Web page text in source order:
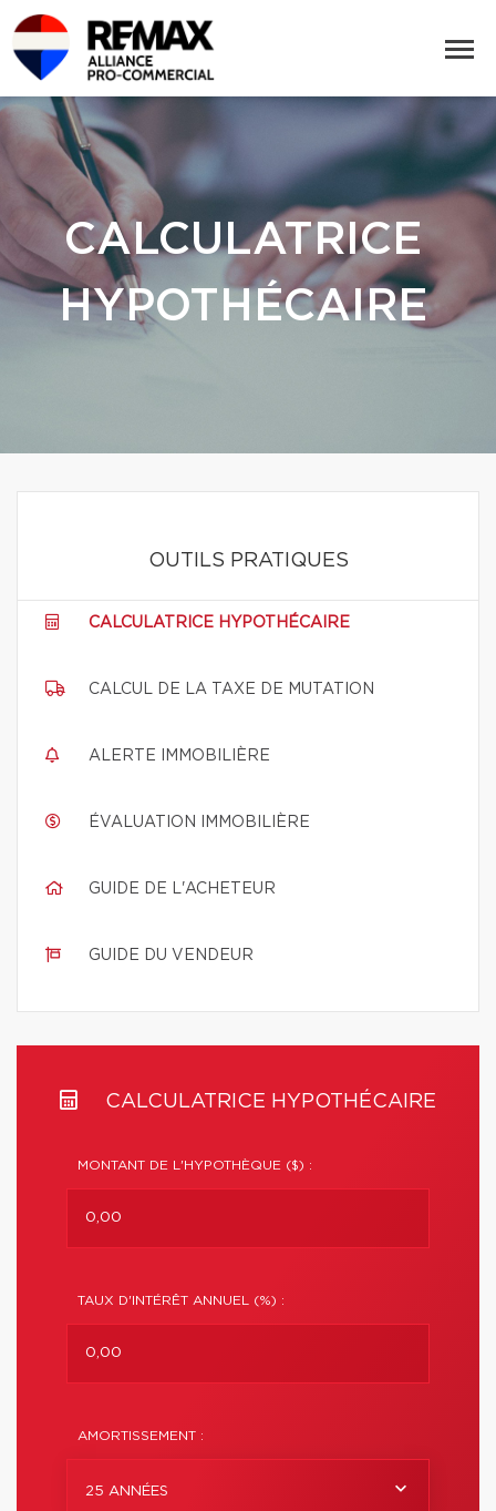
CALCULATRICE
HYPOTHÉCAIRE
OUTILS PRATIQUES
CALCULATRICE HYPOTHÉCAIRE
CALCUL DE LA TAXE DE MUTATION
ALERTE IMMOBILIÈRE
ÉVALUATION IMMOBILIÈRE
GUIDE DE L'ACHETEUR
GUIDE DU VENDEUR
CALCULATRICE HYPOTHÉCAIRE
MONTANT DE L'HYPOTHÈQUE ($) :
TAUX D'INTÉRÊT ANNUEL (%) :
AMORTISSEMENT :
25 ANNÉES